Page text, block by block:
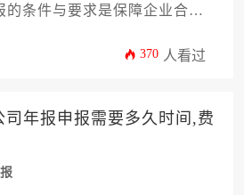
的条件与要求是保障企业合规
股东信息备案到审计报告提交
有的生产许可、质量认证等申
，帮助企业主规避申报风险，
370 人看过
司年报申报需要多久时间,费